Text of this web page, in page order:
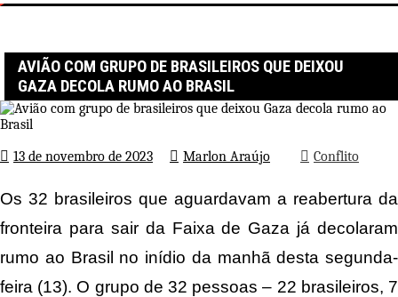
AVIÃO COM GRUPO DE BRASILEIROS QUE DEIXOU
GAZA DECOLA RUMO AO BRASIL
13 de novembro de 2023 Marlon Araújo Conflito
Os 32 brasileiros que aguardavam a reabertura da
fronteira para sair da Faixa de Gaza já decolaram
rumo ao Brasil no inídio da manhã desta segunda-
feira (13). O grupo de 32 pessoas – 22 brasileiros, 7